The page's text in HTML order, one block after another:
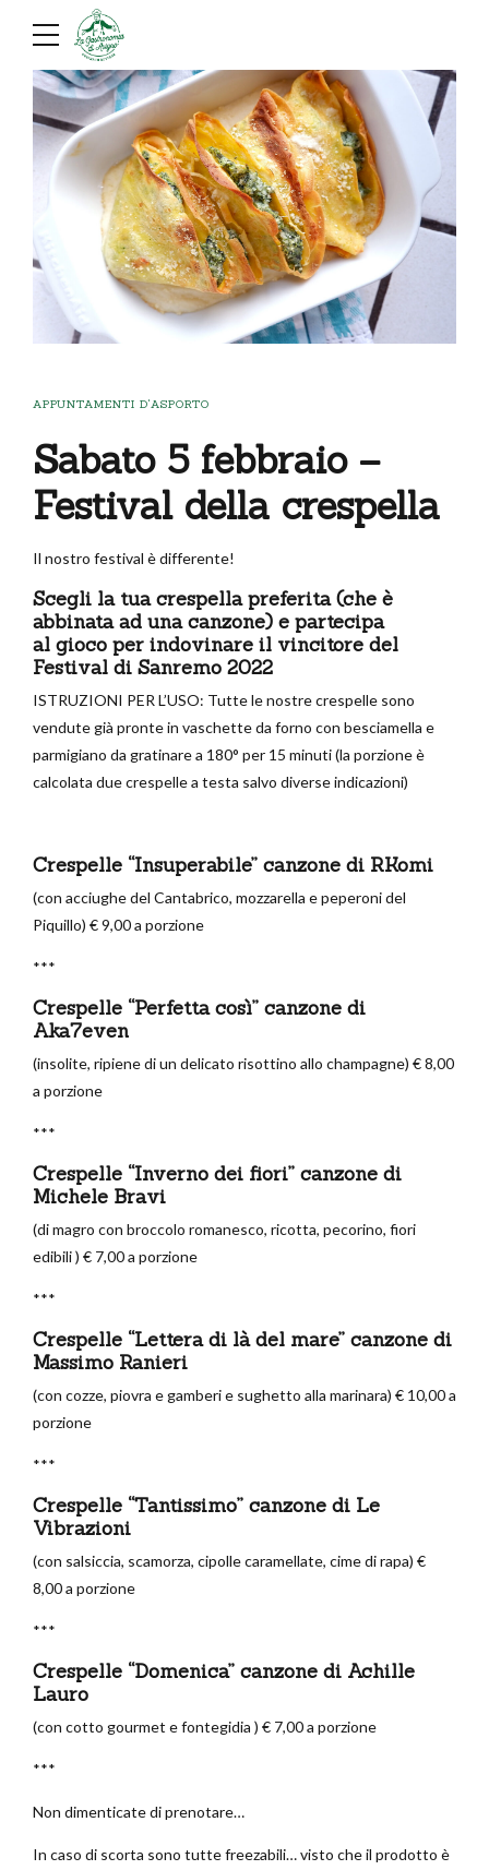
APPUNTAMENTI D'ASPORTO
Sabato 5 febbraio –
Festival della crespella
Il nostro festival è differente!
Scegli la tua crespella preferita (che è
abbinata ad una canzone) e partecipa
al gioco per indovinare il vincitore del
Festival di Sanremo 2022
ISTRUZIONI PER L’USO: Tutte le nostre crespelle sono
vendute già pronte in vaschette da forno con besciamella e
parmigiano da gratinare a 180° per 15 minuti (la porzione è
calcolata due crespelle a testa salvo diverse indicazioni)
Crespelle “Insuperabile” canzone di RKomi
(con acciughe del Cantabrico, mozzarella e peperoni del
Piquillo) € 9,00 a porzione
***
Crespelle “Perfetta così” canzone di
Aka7even
(insolite, ripiene di un delicato risottino allo champagne) € 8,00
a porzione
***
Crespelle “Inverno dei fiori” canzone di
Michele Bravi
(di magro con broccolo romanesco, ricotta, pecorino, fiori
edibili ) € 7,00 a porzione
***
Crespelle “Lettera di là del mare” canzone di
Massimo Ranieri
(con cozze, piovra e gamberi e sughetto alla marinara) € 10,00 a
porzione
***
Crespelle “Tantissimo” canzone di Le
Vibrazioni
(con salsiccia, scamorza, cipolle caramellate, cime di rapa) €
8,00 a porzione
***
Crespelle “Domenica” canzone di Achille
Lauro
(con cotto gourmet e fontegidia ) € 7,00 a porzione
***
Non dimenticate di prenotare…
In caso di scorta sono tutte freezabili… visto che il prodotto è